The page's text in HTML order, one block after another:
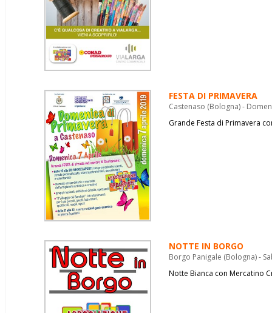
FESTA DI PRIMAVERA
Castenaso (Bologna) -
Grande Festa di Primavera
NOTTE IN BORGO
Borgo Panigale (Bologna) -
Notte Bianca con Mercatino